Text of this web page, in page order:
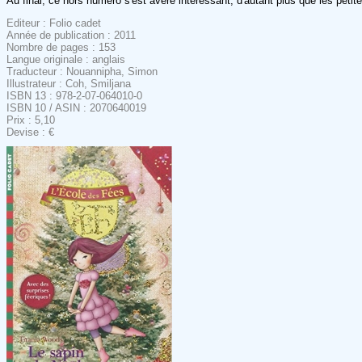
Editeur : Folio cadet
Année de publication : 2011
Nombre de pages : 153
Langue originale : anglais
Traducteur : Nouannipha, Simon
Illustrateur : Coh, Smiljana
ISBN 13 : 978-2-07-064010-0
ISBN 10 / ASIN : 2070640019
Prix : 5,10
Devise : €